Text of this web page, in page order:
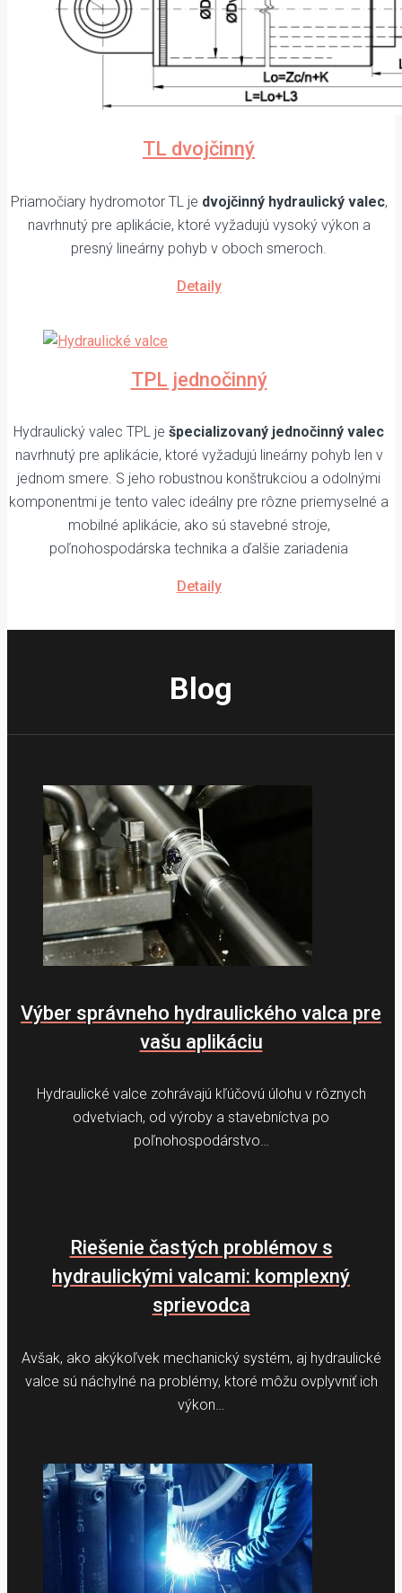
TL dvojčinný
Priamočiary hydromotor TL je dvojčinný hydraulický valec,
navrhnutý pre aplikácie, ktoré vyžadujú vysoký výkon a
presný lineárny pohyb v oboch smeroch.
Detaily
TPL jednočinný
Hydraulický valec TPL je špecializovaný jednočinný valec
navrhnutý pre aplikácie, ktoré vyžadujú lineárny pohyb len v
jednom smere. S jeho robustnou konštrukciou a odolnými
komponentmi je tento valec ideálny pre rôzne priemyselné a
mobilné aplikácie, ako sú stavebné stroje,
poľnohospodárska technika a ďalšie zariadenia
Detaily
Blog
Výber správneho hydraulického valca pre
vašu aplikáciu
Hydraulické valce zohrávajú kľúčovú úlohu v rôznych
odvetviach, od výroby a stavebníctva po
poľnohospodárstvo…
Riešenie častých problémov s
hydraulickými valcami: komplexný
sprievodca
Avšak, ako akýkoľvek mechanický systém, aj hydraulické
valce sú náchylné na problémy, ktoré môžu ovplyvniť ich
výkon…